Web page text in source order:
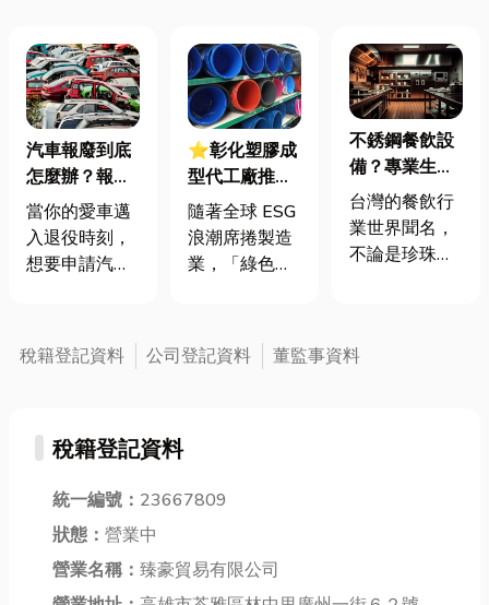
汽車報廢到底
怎麼辦？報廢
車回收的常見
疑問解答！
當你的愛車邁
入退役時刻，
想要申請汽車
號？「流程會
不會很麻煩？
可以領嗎？」
文章就來陪你
一起解開有關
種疑難雜症，
⭐彰化塑膠成
型代工廠推
薦：迎戰全球
ESG浪潮！別
讓包材卡關國
隨著全球 ESG
浪潮席捲製造
業，「綠色供
為各大品牌採
購時的核心考
的是各類環保
乳酸）塑膠射
不銹鋼餐飲設
備？專業生產
台灣製造餐飲
設備，提供業
界高品質的餐
台灣的餐飲行
業世界聞名，
不論是珍珠奶
因此中青世代
設備，接下來
稅籍登記資料 公司登記資料 董監事資料
稅籍登記資料
統一編號： 23667809
狀態： 營業中
營業名稱： 臻豪貿易有限公司